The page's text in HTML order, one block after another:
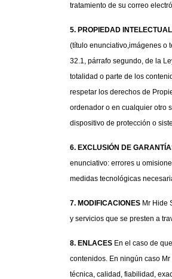
tratamiento de su correo
5. PROPIEDAD
(título enunciativo,imágenes o
32.1, párrafo segundo, de la
totalidad o parte de los
respetar los derechos de
ordenador o en cualquier otro
dispositivo de protección o
6. EXCLUSIÓN DE
enunciativo: errores u
medidas tecnológicas
7. MODIFICACIONES Mr Hide
y servicios que se presten a
8. ENLACES En el caso de
contenidos. En ningún caso
técnica, calidad, fiabilidad,